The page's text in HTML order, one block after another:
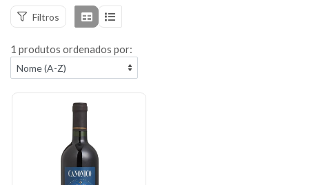
Filtros
1 produtos ordenados por: